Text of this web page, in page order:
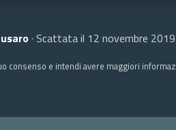
· Scattata il 12 novembre
consenso e intendi avere maggiori